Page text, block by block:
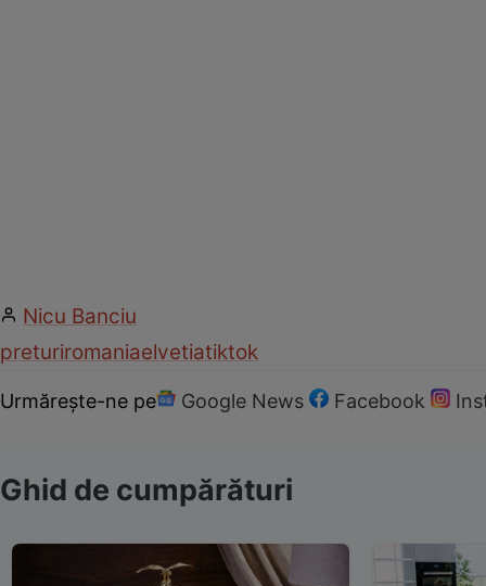
Nicu Banciu
preturiromaniaelvetiatiktok
Urmărește-ne pe Google News Facebook
Ghid de cumpărături